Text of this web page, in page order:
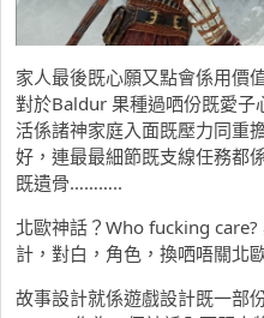
家人最後既心願又點會係用價
對於Baldur 果種過哂份既愛
活係諸神家庭入面既壓力同重
好，連最最細節既支線任務都
既遺骨………..
北歐神話？Who fucking
計，對白，角色，換哂唔關北
故事設計就係遊戲設計既一部